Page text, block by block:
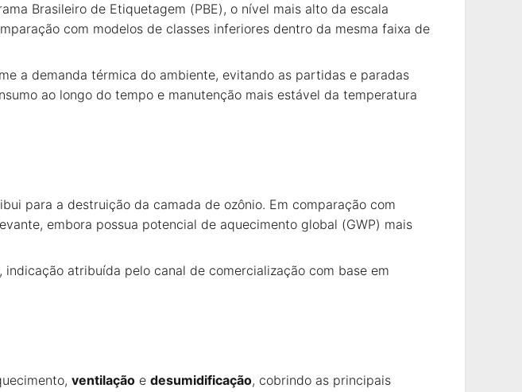
Brasileiro de Etiquetagem (PBE), o nível mais alto da escala
com modelos de classes inferiores dentro da mesma faixa de
a demanda térmica do ambiente, evitando as partidas e paradas
ao longo do tempo e manutenção mais estável da temperatura
para a destruição da camada de ozônio. Em comparação com
embora possua potencial de aquecimento global (GWP) mais
indicação atribuída pelo canal de comercialização com base em
ventilação e desumidificação, cobrindo as principais